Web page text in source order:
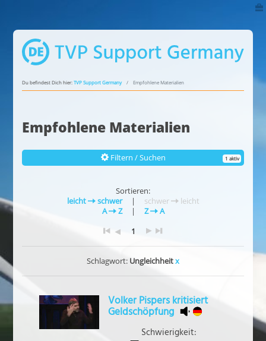
Du befindest Dich hier:TVP Support Germany Empfohlene Materialien
Empfohlene Materialien
Filtern / Suchen 1 aktiv
Sortieren:
leicht
schwer | schwer
leicht
A
Z | Z
A
1
Schlagwort: Ungleichheitx
Volker Pispers kritisiert
Geldschöpfung
Schwierigkeit: